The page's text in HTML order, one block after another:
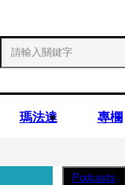
瑪法達 專欄
Podcasts